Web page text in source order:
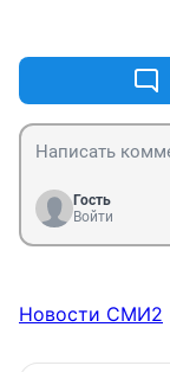
Гость
Войти
Новости СМИ2